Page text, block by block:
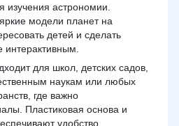
изучения астрономии.
модели планет на
детей и сделать
интерактивным.
для школ, детских садов,
наукам или любых
где важно
Пластиковая основа и
удобство